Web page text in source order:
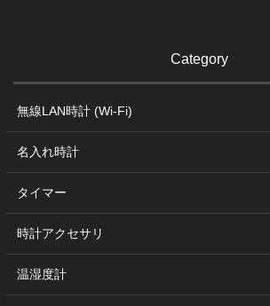
Category
無線LAN時計 (Wi-Fi)
名入れ時計
タイマー
時計アクセサリ
温湿度計